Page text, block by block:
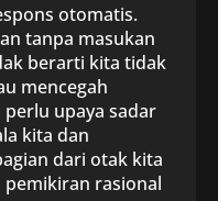
otomatis.
tanpa masukan
berarti kita tidak
mencegah
perlu upaya sadar
kita dan
dari otak kita
pemikiran rasional